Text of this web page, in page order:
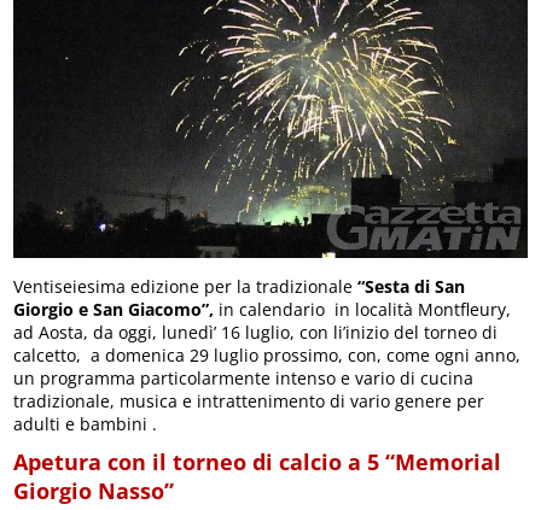
Ventiseiesima edizione per la tradizionale“Sesta di San
Giorgio e San Giacomo”, in calendario in località Montfleury,
ad Aosta, da oggi, lunedì’ 16 luglio, con li’inizio del torneo di
calcetto, a domenica 29 luglio prossimo, con, come ogni anno,
un programma particolarmente intenso e vario di cucina
tradizionale, musica e intrattenimento di vario genere per
adulti e bambini .
Apetura con il torneo di calcio a 5 “Memorial
Giorgio Nasso”